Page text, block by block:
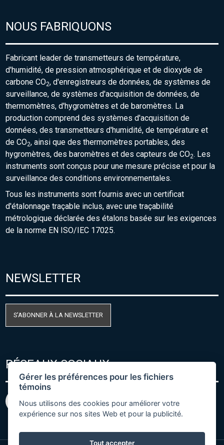
NOUS FABRIQUONS
Fabricant leader de transmetteurs de température,
d'humidité, de pression atmosphérique et de dioxyde de
carbone CO2, d'enregistreurs de données, de systèmes de
surveillance, de systèmes d'acquisition de données, de
thermomètres, d'hygromètres et de baromètres. La
production comprend des systèmes d'acquisition de
données, des transmetteurs d'humidité, de température et
de CO2, ainsi que des thermomètres portables, des
hygromètres, des baromètres et des capteurs de CO2. Les
instruments sont conçus pour une mesure précise et pour la
surveillance des conditions environnementales.
Tous les instruments sont fournis avec un certificat
d'étalonnage traçable inclus, avec une traçabilité
métrologique déclarée des étalons basée sur les exigences
de la norme EN ISO/IEC 17025.
NEWSLETTER
S'ABONNER À LA NEWSLETTER
RÉSEAUX SOCIAUX
Gérer les préférences pour les fichiers
témoins
Nous utilisons des cookies pour améliorer votre
expérience sur nos sites Web et pour la publicité.
Tout accepter